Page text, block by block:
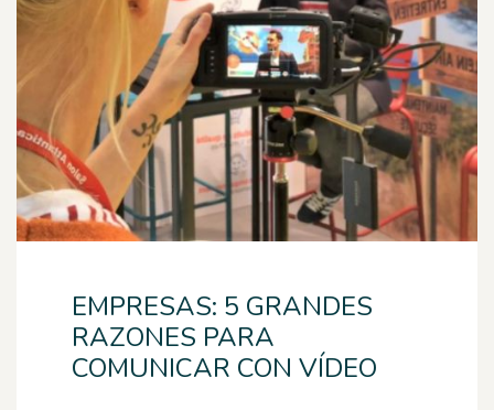
EMPRESAS: 5 GRANDES
RAZONES PARA
COMUNICAR CON VÍDEO